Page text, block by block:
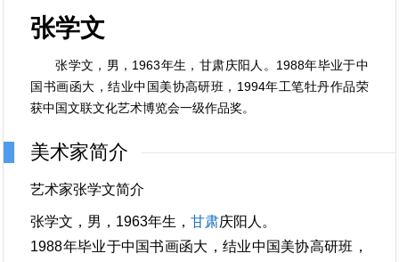
张学文
张学文，男，1963年生，甘肃庆阳人。1988年毕业于中
国书画函大，结业中国美协高研班，1994年工笔牡丹作品荣
获中国文联文化艺术博览会一级作品奖。
美术家简介
艺术家张学文简介
张学文，男，1963年生，甘肃庆阳人。
1988年毕业于中国书画函大，结业中国美协高研班，